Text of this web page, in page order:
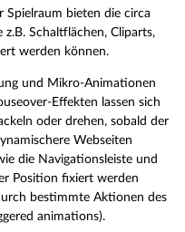
Spielraum bieten die circa
Schaltflächen, Cliparts,
werden können.
und Mikro-Animationen
Effekten lassen sich
oder drehen, sobald der
Webseiten
die Navigationsleiste und
Position fixiert werden
bestimmte Aktionen des
animations).